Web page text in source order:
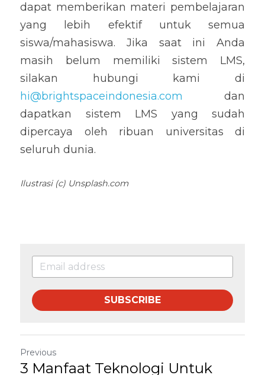
dapat memberikan materi pembelajaran
yang lebih efektif untuk semua
siswa/mahasiswa. Jika saat ini Anda
masih belum memiliki sistem LMS,
hi@brightspaceindonesia.com dan
dapatkan sistem LMS yang sudah
dipercaya oleh ribuan universitas di
seluruh dunia.
Ilustrasi (c) Unsplash.com
SUBSCRIBE
Previous
3 Manfaat Teknologi Untuk